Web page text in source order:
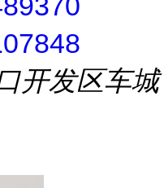
开发区车城